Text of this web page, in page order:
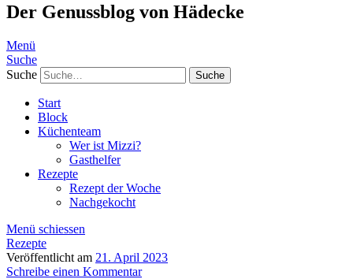
Der Genussblog von Hädecke
Menü
Suche
Suche
Start
Block
Küchenteam
Wer ist Mizzi?
Gasthelfer
Rezepte
Rezept der Woche
Nachgekocht
Menü schiessen
Rezepte
Veröffentlicht am 21. April 2023
Schreibe einen Kommentar